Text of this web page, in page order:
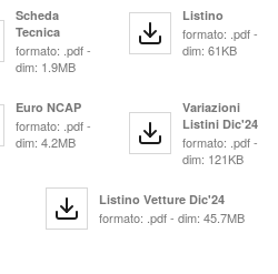
Scheda
Tecnica
formato: .pdf -
dim: 1.9MB
Listino
formato: .pdf -
dim: 61KB
Euro NCAP
formato: .pdf -
dim: 4.2MB
Variazioni
Listini Dic'24
formato: .pdf -
dim: 121KB
Listino Vetture Dic'24
formato: .pdf - dim: 45.7MB